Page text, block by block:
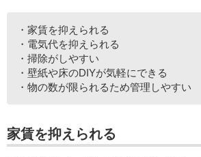
・家賃を抑えられる
・電気代を抑えられる
・掃除がしやすい
・壁紙や床のDIYが気軽にできる
・物の数が限られるため管理しやすい
家賃を抑えられる